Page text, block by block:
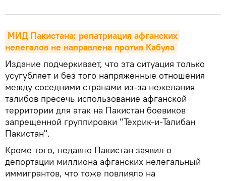
МИД Пакистана: репатриация афганских
нелегалов не направлена против Кабула
Издание подчеркивает, что эта ситуация только
усугубляет и без того напряженные отношения
между соседними странами из-за нежелания
талибов пресечь использование афганской
территории для атак на Пакистан боевиков
запрещенной группировки "Техрик-и-Талибан
Пакистан".
Кроме того, недавно Пакистан заявил о
депортации миллиона афганских нелегальный
иммигрантов, что тоже повлияло на